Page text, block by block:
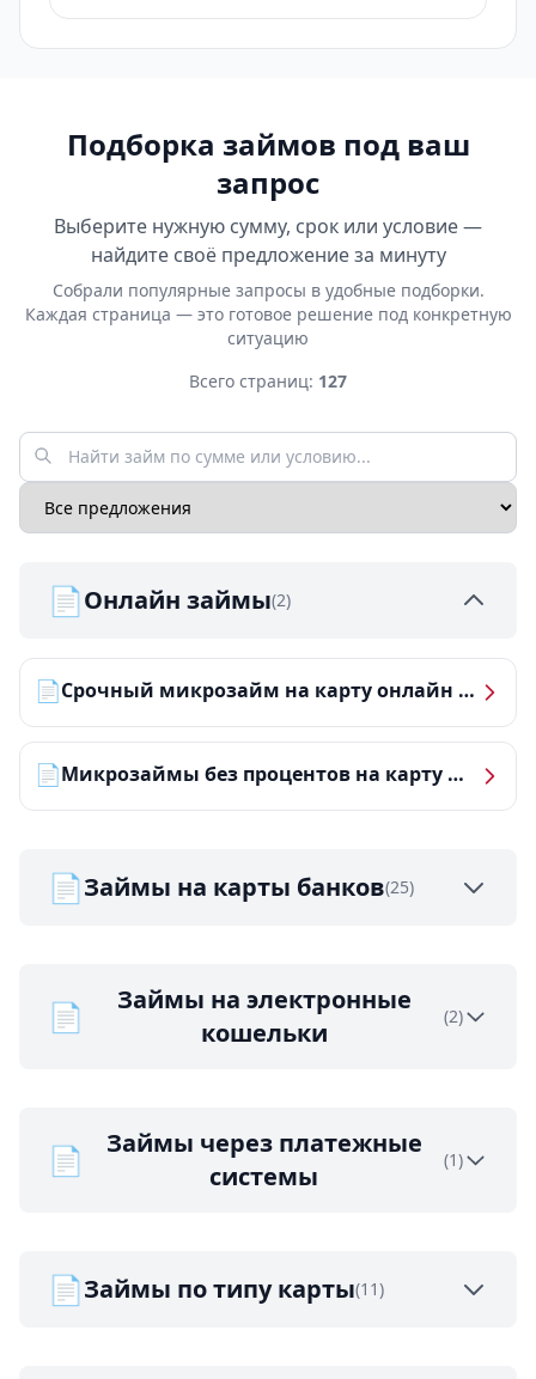
Подборка займов под ваш
запрос
Выберите нужную сумму, срок или условие —
найдите своё предложение за минуту
Собрали популярные запросы в удобные подборки.
Каждая страница — это готовое решение под конкретную
ситуацию
Всего страниц: 127
📄Онлайн займы(2)
📄 Срочный микрозайм на карту онлайн — получить деньги за 5 минут
📄 Микрозаймы без процентов на карту — ТОП-10 за 2026 год
📄Займы на карты банков(25)
📄
Займы на электронные
кошельки
(2)
📄
Займы через платежные
системы
(1)
📄Займы по типу карты(11)